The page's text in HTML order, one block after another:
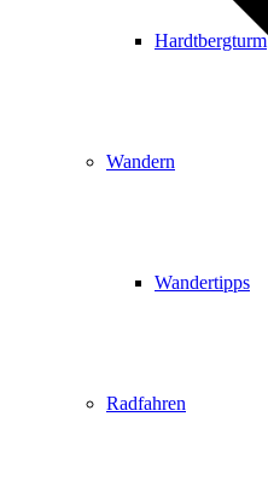
Hardtbergturm
Wandern
Wandertipps
Radfahren